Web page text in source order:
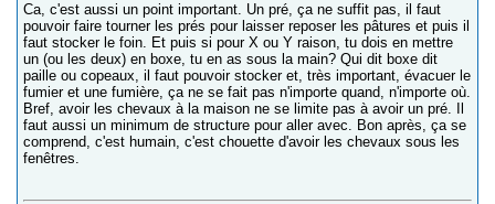
Ca, c'est aussi un point important. Un pré, ça ne suffit pas, il faut
pouvoir faire tourner les prés pour laisser reposer les pâtures et puis il
faut stocker le foin. Et puis si pour X ou Y raison, tu dois en mettre
un (ou les deux) en boxe, tu en as sous la main? Qui dit boxe dit
paille ou copeaux, il faut pouvoir stocker et, très important, évacuer le
fumier et une fumière, ça ne se fait pas n'importe quand, n'importe où.
Bref, avoir les chevaux à la maison ne se limite pas à avoir un pré. Il
faut aussi un minimum de structure pour aller avec. Bon après, ça se
comprend, c'est humain, c'est chouette d'avoir les chevaux sous les
fenêtres.